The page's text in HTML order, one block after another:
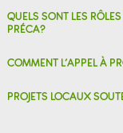
QUELS SONT LES
PRÉCA?
COMMENT L’APPEL À
PROJETS LOCAUX